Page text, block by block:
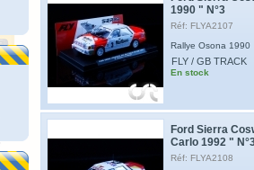
1990 " N°3
Réf: FLYA2107
Rallye Osona
FLY / GB TRACK
En stock
Ford Sierra
Carlo 1992 "
Réf: FLYA2108